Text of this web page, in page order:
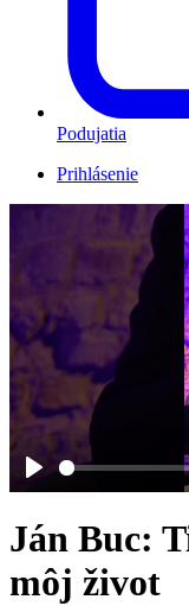
Podujatia
Prihlásenie
Play
Ján Buc:
môj život